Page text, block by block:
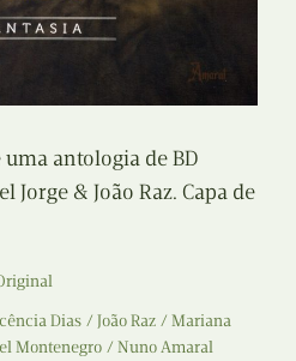
antologia de BD
& João Raz. Capa de
Dias João Raz
Mariana
Montenegro
Nuno Amaral